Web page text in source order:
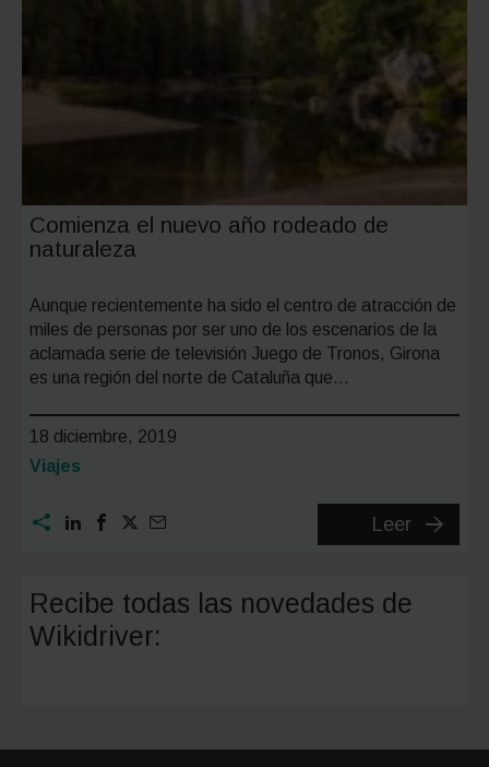
Comienza el nuevo año rodeado de
naturaleza
Aunque recientemente ha sido el centro de atracción de
miles de personas por ser uno de los escenarios de la
aclamada serie de televisión Juego de Tronos, Girona
es una región del norte de Cataluña que…
18 diciembre, 2019
Categoría:
Viajes
Leer
Recibe todas las novedades de
Wikidriver: